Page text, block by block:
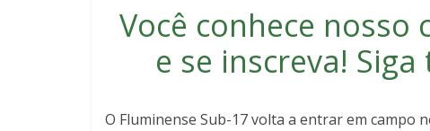
Você conhece nosso
e se inscreva!
O Fluminense Sub-17 volta a entrar em campo